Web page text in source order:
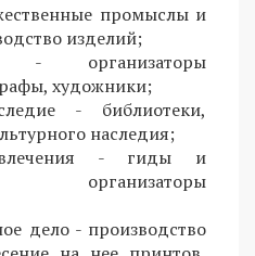
промыслы и
изделий;
- организаторы
художники;
- библиотеки,
наследия;
- гиды и
организаторы
дело - производство